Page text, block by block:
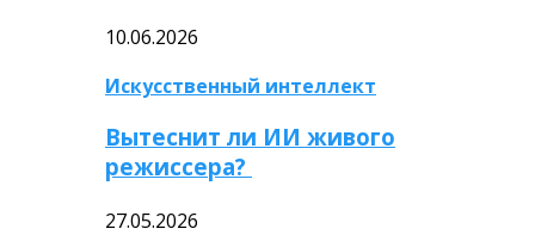
10.06.2026
Искусственный интеллект
Вытеснит ли ИИ живого
режиссера?
27.05.2026